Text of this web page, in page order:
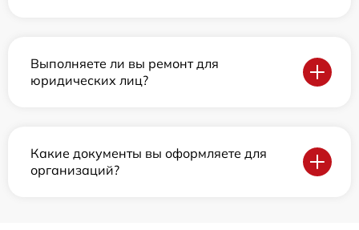
Выполняете ли вы ремонт для
юридических лиц?
Какие документы вы оформляете для
организаций?